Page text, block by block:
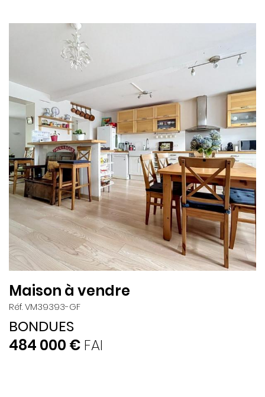
Maison à vendre
Réf. VM39393-GF
BONDUES
484 000 € FAI